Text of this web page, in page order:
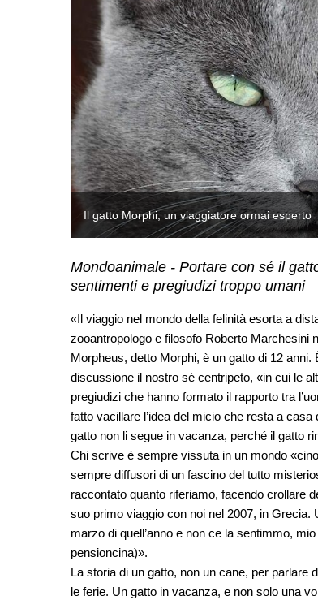
Il gatto Morphi, un viaggiatore ormai esperto
Mondoanimale - Portare con sé il
sentimenti e pregiudizi troppo umani
«Il viaggio nel mondo della felinità esorta a
zooantropologo e filosofo Roberto Marchesini
Morpheus, detto Morphi, è un gatto di 12
discussione il nostro sé centripeto, «in cui le
pregiudizi che hanno formato il rapporto tra
fatto vacillare l’idea del micio che resta a
gatto non li segue in vacanza, perché il gatto
Chi scrive è sempre vissuta in un mondo
sempre diffusori di un fascino del tutto
raccontato quanto riferiamo, facendo crollare
suo primo viaggio con noi nel 2007, in
marzo di quell’anno e non ce la sentimmo,
pensioncina)».
La storia di un gatto, non un cane, per parlare
le ferie. Un gatto in vacanza, e non solo una